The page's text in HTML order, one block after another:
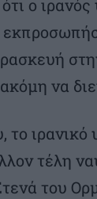
ο
να
τέλη
του